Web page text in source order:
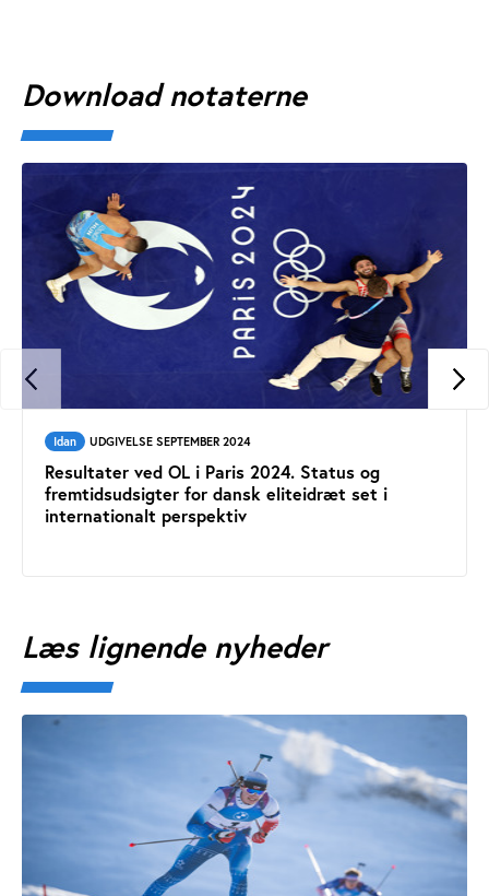
Download notaterne
Idan UDGIVELSE SEPTEMBER 2024
Resultater ved OL i Paris 2024. Status og
fremtidsudsigter for dansk eliteidræt set i
internationalt perspektiv
Læs lignende nyheder